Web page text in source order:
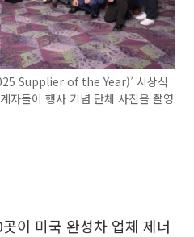
Supplier of the Year)’ 시상식
자들이 행사 기념 단체 사진을 촬영
이 미국 완성차 업체 제너